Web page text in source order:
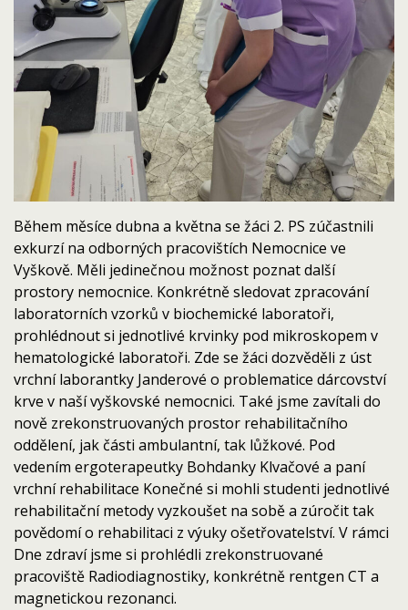
Během měsíce dubna a května se žáci 2. PS zúčastnili
exkurzí na odborných pracovištích Nemocnice ve
Vyškově. Měli jedinečnou možnost poznat další
prostory nemocnice. Konkrétně sledovat zpracování
laboratorních vzorků v biochemické laboratoři,
prohlédnout si jednotlivé krvinky pod mikroskopem v
hematologické laboratoři. Zde se žáci dozvěděli z úst
vrchní laborantky Janderové o problematice dárcovství
krve v naší vyškovské nemocnici. Také jsme zavítali do
nově zrekonstruovaných prostor rehabilitačního
oddělení, jak části ambulantní, tak lůžkové. Pod
vedením ergoterapeutky Bohdanky Klvačové a paní
vrchní rehabilitace Konečné si mohli studenti jednotlivé
rehabilitační metody vyzkoušet na sobě a zúročit tak
povědomí o rehabilitaci z výuky ošetřovatelství. V rámci
Dne zdraví jsme si prohlédli zrekonstruované
pracoviště Radiodiagnostiky, konkrétně rentgen CT a
magnetickou rezonanci.